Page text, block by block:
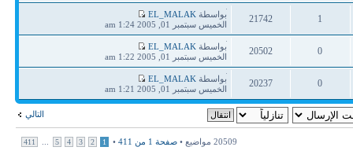
ردود
مشاهدات
1
ردود
21742
مشاهدات
آخر
مشاركة
بواسطة EL_MALAK
الخميس سبتمبر 01, 2005 1:24 am
0
ردود
20502
مشاهدات
آخر
مشاركة
بواسطة EL_MALAK
الخميس سبتمبر 01, 2005 1:22 am
0
ردود
20237
مشاهدات
آخر
مشاركة
بواسطة EL_MALAK
الخميس سبتمبر 01, 2005 1:21 am
التالي
20509 مواضيع • صفحة 1 من 411
•
1
2
3
4
5
411